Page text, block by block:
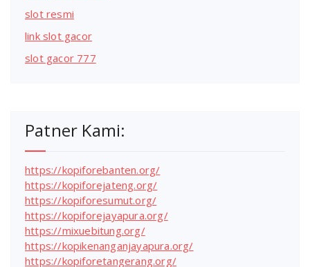
slot resmi
link slot gacor
slot gacor 777
Patner Kami:
https://kopiforebanten.org/
https://kopiforejateng.org/
https://kopiforesumut.org/
https://kopiforejayapura.org/
https://mixuebitung.org/
https://kopikenanganjayapura.org/
https://kopiforetangerang.org/